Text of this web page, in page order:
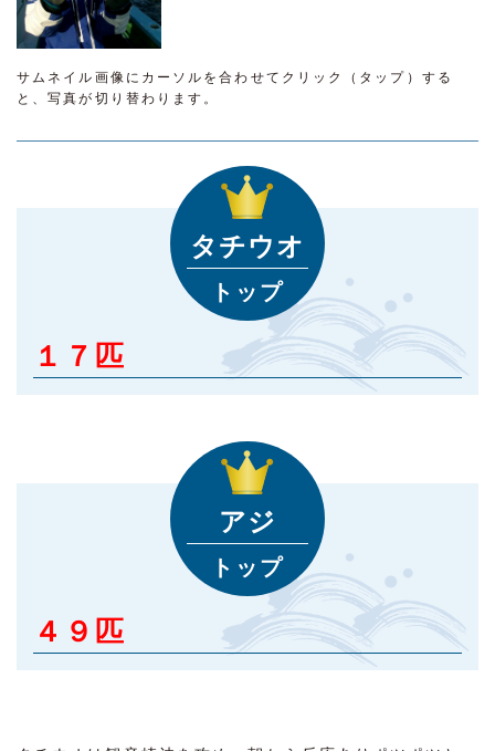
サムネイル画像にカーソルを合わせてクリック（タップ）する
と、写真が切り替わります。
タチウオ
トップ
１７匹
アジ
トップ
４９匹